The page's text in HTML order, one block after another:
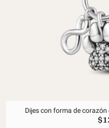
Dijes con forma de